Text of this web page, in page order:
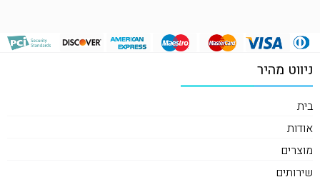
ניווט מהיר
בית
אודות
מוצרים
שירותים